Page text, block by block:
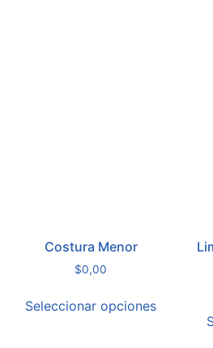
Costura Menor
$0,00
Seleccionar opciones